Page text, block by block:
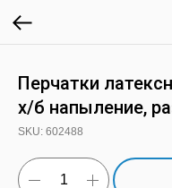
Перчатки
х/б напыление,
SKU: 602488